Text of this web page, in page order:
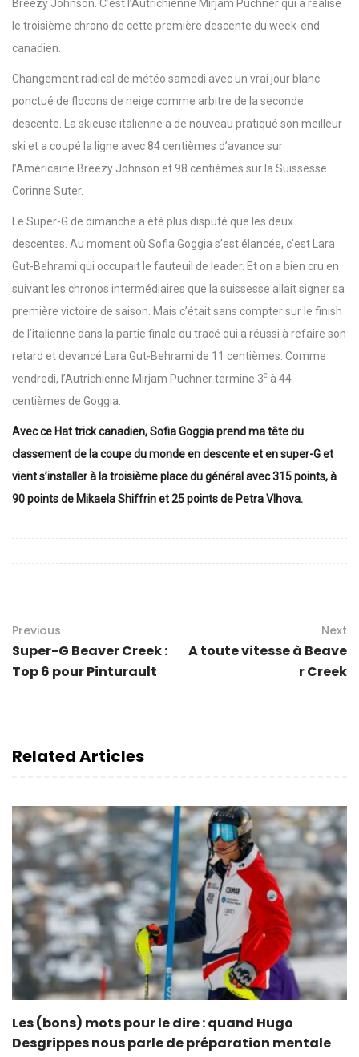
Breezy Johnson. C’est l’Autrichienne Mirjam Puchner qui a réalisé
le troisième chrono de cette première descente du week-end
canadien.
Changement radical de météo samedi avec un vrai jour blanc
ponctué de flocons de neige comme arbitre de la seconde
descente. La skieuse italienne a de nouveau pratiqué son meilleur
ski et a coupé la ligne avec 84 centièmes d’avance sur
l’Américaine Breezy Johnson et 98 centièmes sur la Suissesse
Corinne Suter.
Le Super-G de dimanche a été plus disputé que les deux
descentes. Au moment où Sofia Goggia s’est élancée, c’est Lara
Gut-Behrami qui occupait le fauteuil de leader. Et on a bien cru en
suivant les chronos intermédiaires que la suissesse allait signer sa
première victoire de saison. Mais c’était sans compter sur le finish
de l’italienne dans la partie finale du tracé qui a réussi à refaire son
retard et devancé Lara Gut-Behrami de 11 centièmes. Comme
vendredi, l’Autrichienne Mirjam Puchner termine 3e à 44
centièmes de Goggia.
Avec ce Hat trick canadien, Sofia Goggia prend ma tête du
classement de la coupe du monde en descente et en super-G et
vient s’installer à la troisième place du général avec 315 points, à
90 points de Mikaela Shiffrin et 25 points de Petra Vlhova.
Previous
Super-G Beaver Creek :
Top 6 pour Pinturault
Next
A toute vitesse à Beave
r Creek
Related Articles
Les (bons) mots pour le dire : quand Hugo
Desgrippes nous parle de préparation mentale